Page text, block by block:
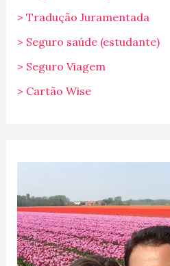
> Tradução Juramentada
> Seguro saúde (estudante)
> Seguro Viagem
> Cartão Wise